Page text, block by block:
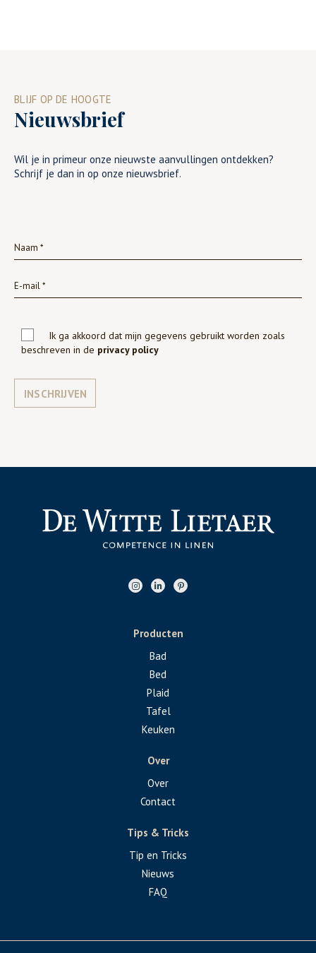
BLIJF OP DE HOOGTE
Nieuwsbrief
Wil je in primeur onze nieuwste aanvullingen ontdekken?
Schrijf je dan in op onze nieuwsbrief.
Ik ga akkoord dat mijn gegevens gebruikt worden zoals
beschreven in de privacy policy
INSCHRIJVEN
Producten
Bad
Bed
Plaid
Tafel
Keuken
Over
Over
Contact
Tips & Tricks
Tip en Tricks
Nieuws
FAQ